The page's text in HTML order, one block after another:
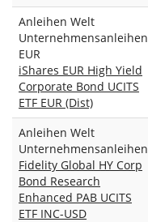
Anleihen Welt
Unternehmensanleihen
EUR
iShares EUR High Yield
Corporate Bond UCITS
ETF EUR (Dist)
Anleihen Welt
Unternehmensanleihen
Fidelity Global HY Corp
Bond Research
Enhanced PAB UCITS
ETF INC-USD